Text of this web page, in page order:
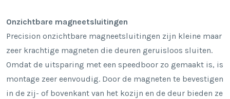
Onzichtbare magneetsluitingen
Precision onzichtbare magneetsluitingen zijn kleine maar
zeer krachtige magneten die deuren geruisloos sluiten.
Omdat de uitsparing met een speedboor zo gemaakt is, is
montage zeer eenvoudig. Door de magneten te bevestigen
in de zij- of bovenkant van het kozijn en de deur bieden ze